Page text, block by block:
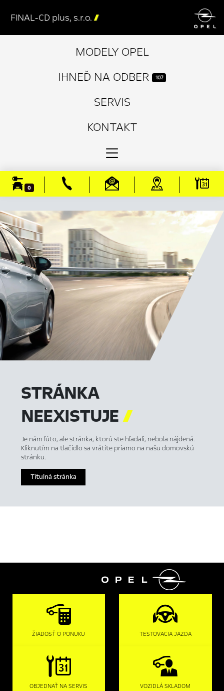

FINAL-CD plus, s.r.o. 
MODELY OPEL
IHNEĎ NA ODBER
107
SERVIS
KONTAKT
0
STRÁNKA
NEEXISTUJE
Je nám ľúto, ale stránka, ktorú ste hľadali, nebola nájdená.
Kliknutím na tlačidlo sa vrátite priamo na našu domovskú
stránku.
Titulná stránka

ŽIADOSŤ O PONUKU TESTOVACIA JAZDA
OBJEDNAŤ NA SERVIS VOZIDLÁ SKLADOM